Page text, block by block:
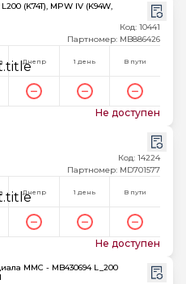
(K74T), MPW IV (K94W,
Код: 10441
Партномер: MB886426
Днепр 1 день В пути
Не доступен
Код: 14224
Партномер: MD701577
Днепр 1 день В пути
Не доступен
MMC - MB430694 L_200